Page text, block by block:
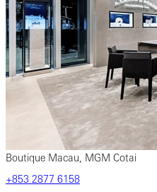
Boutique Macau, MGM Cotai
‎+853‎ 2877‎ 6158